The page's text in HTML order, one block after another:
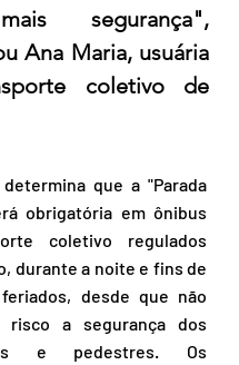
segurança",
Ana Maria, usuária
coletivo de
que a "Parada
obrigatória em ônibus
coletivo regulados
durante a noite e fins de
desde que não
risco a segurança dos
e pedestres. Os